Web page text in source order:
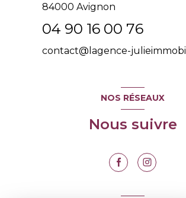
84000 Avignon
04 90 16 00 76
contact@lagence-
NOS RÉSEAUX
Nous suivre